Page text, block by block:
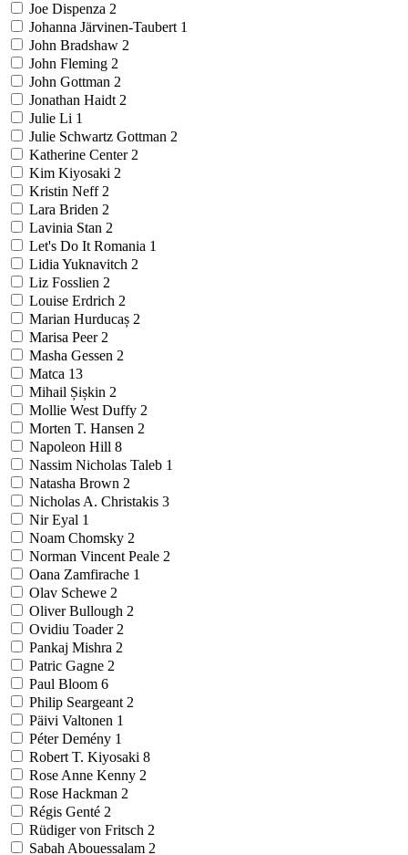
Joe Dispenza 2
Johanna Järvinen-Taubert 1
John Bradshaw 2
John Fleming 2
John Gottman 2
Jonathan Haidt 2
Julie Li 1
Julie Schwartz Gottman 2
Katherine Center 2
Kim Kiyosaki 2
Kristin Neff 2
Lara Briden 2
Lavinia Stan 2
Let's Do It Romania 1
Lidia Yuknavitch 2
Liz Fosslien 2
Louise Erdrich 2
Marian Hurducaș 2
Marisa Peer 2
Masha Gessen 2
Matca 13
Mihail Șișkin 2
Mollie West Duffy 2
Morten T. Hansen 2
Napoleon Hill 8
Nassim Nicholas Taleb 1
Natasha Brown 2
Nicholas A. Christakis 3
Nir Eyal 1
Noam Chomsky 2
Norman Vincent Peale 2
Oana Zamfirache 1
Olav Schewe 2
Oliver Bullough 2
Ovidiu Toader 2
Pankaj Mishra 2
Patric Gagne 2
Paul Bloom 6
Philip Seargeant 2
Päivi Valtonen 1
Péter Demény 1
Robert T. Kiyosaki 8
Rose Anne Kenny 2
Rose Hackman 2
Régis Genté 2
Rüdiger von Fritsch 2
Sabah Abouessalam 2